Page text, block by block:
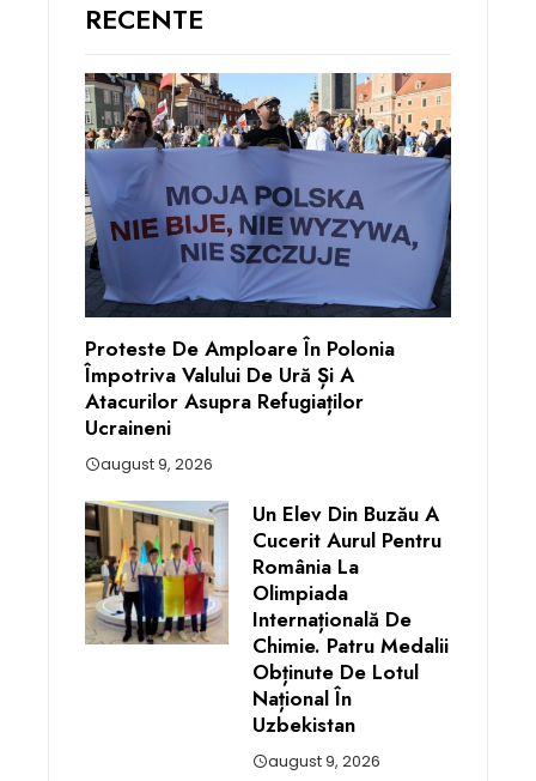
RECENTE
Proteste De Amploare În Polonia
Împotriva Valului De Ură Și A
Atacurilor Asupra Refugiaților
Ucraineni
august 9, 2026
Un Elev Din Buzău A
Cucerit Aurul Pentru
România La
Olimpiada
Internațională De
Chimie. Patru Medalii
Obținute De Lotul
Național În
Uzbekistan
august 9, 2026